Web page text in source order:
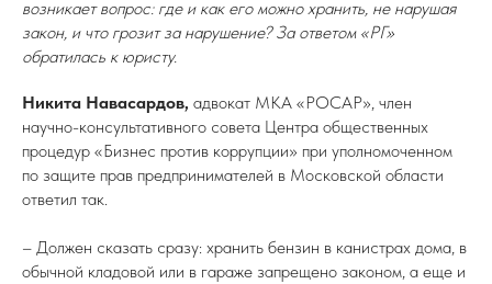
возникает вопрос: где и как его можно хранить, не нарушая
закон, и что грозит за нарушение? За ответом «РГ»
обратилась к юристу.
Никита Навасардов, адвокат МКА «РОСАР», член
научно-консультативного совета Центра общественных
процедур «Бизнес против коррупции» при уполномоченном
по защите прав предпринимателей в Московской области
ответил так.
– Должен сказать сразу: хранить бензин в канистрах дома, в
обычной кладовой или в гараже запрещено законом, а еще и